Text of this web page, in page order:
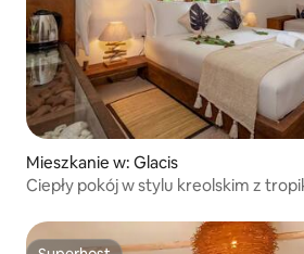
Mieszkanie w: Glacis
Ciepły pokój w stylu kreolskim z